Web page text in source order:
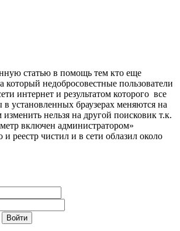
статью в помощь тем кто еще
который недобросовестные пользователи
интернет и результатом которого все
установленных браузерах меняются на
нельзя на другой поисковик т.к.
включен администратором»
реестр чистил и в сети облазил около